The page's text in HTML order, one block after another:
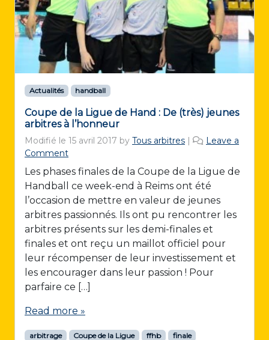
Actualités handball
Coupe de la Ligue de Hand : De (très) jeunes
arbitres à l’honneur
Modifié le 15 avril 2017 by Tous arbitres |
Leave a
Comment
Les phases finales de la Coupe de la Ligue de
Handball ce week-end à Reims ont été
l’occasion de mettre en valeur de jeunes
arbitres passionnés. Ils ont pu rencontrer les
arbitres présents sur les demi-finales et
finales et ont reçu un maillot officiel pour
leur récompenser de leur investissement et
les encourager dans leur passion ! Pour
parfaire ce […]
Read more »
arbitrage Coupe de la Ligue ffhb
finale